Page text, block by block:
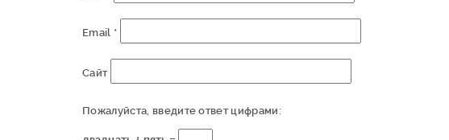
Email *
Сайт
Пожалуйста, введите ответ цифрами: